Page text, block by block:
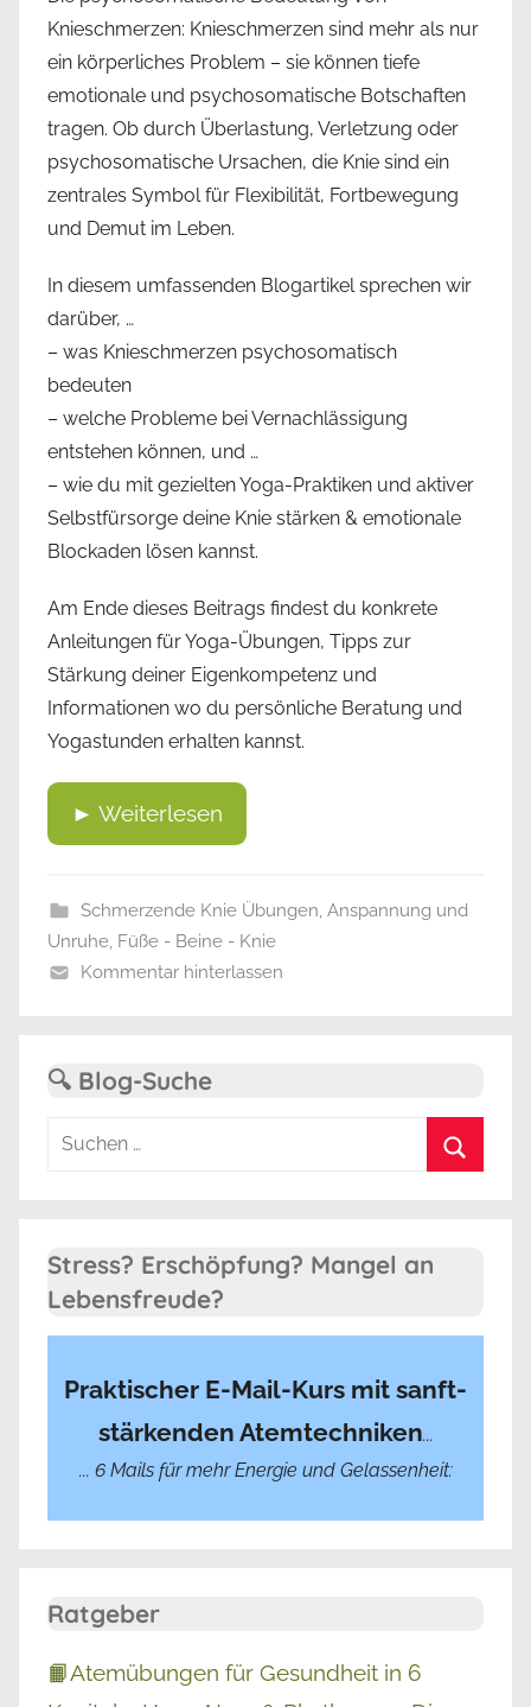
Knieschmerzen: Knieschmerzen sind mehr als nur
ein körperliches Problem – sie können tiefe
emotionale und psychosomatische Botschaften
tragen. Ob durch Überlastung, Verletzung oder
psychosomatische Ursachen, die Knie sind ein
zentrales Symbol für Flexibilität, Fortbewegung
und Demut im Leben.
In diesem umfassenden Blogartikel sprechen wir
darüber, …
– was Knieschmerzen psychosomatisch
bedeuten
– welche Probleme bei Vernachlässigung
entstehen können, und …
– wie du mit gezielten Yoga-Praktiken und aktiver
Selbstfürsorge deine Knie stärken & emotionale
Blockaden lösen kannst.
Am Ende dieses Beitrags findest du konkrete
Anleitungen für Yoga-Übungen, Tipps zur
Stärkung deiner Eigenkompetenz und
Informationen wo du persönliche Beratung und
Yogastunden erhalten kannst.
► Weiterlesen
Schmerzende Knie Übungen, Anspannung und
Unruhe, Füße - Beine - Knie
Kommentar hinterlassen
🔍 Blog-Suche
Suchen
Stress? Erschöpfung? Mangel an
Lebensfreude?
Praktischer E-Mail-Kurs mit sanft-
stärkenden Atemtechniken...
... 6 Mails für mehr Energie und Gelassenheit:
Ratgeber
📙Atemübungen für Gesundheit in 6